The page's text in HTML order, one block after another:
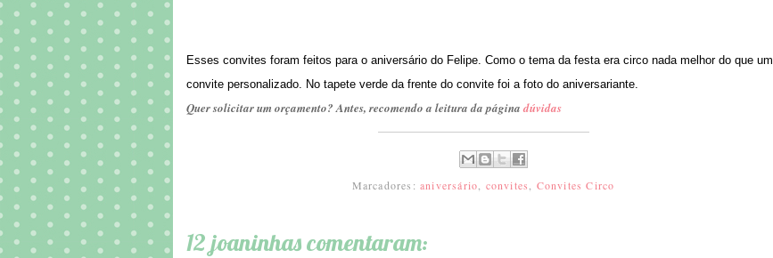
Esses convites foram feitos para o aniversário do Felipe. Como o tema da festa era circo nada melhor do que um
convite personalizado. No tapete verde da frente do convite foi a foto do aniversariante.
Quer solicitar um orçamento? Antes, recomendo a leitura da páginadúvidas
Marcadores: aniversário convites Convites Circo
12 joaninhas comentaram: